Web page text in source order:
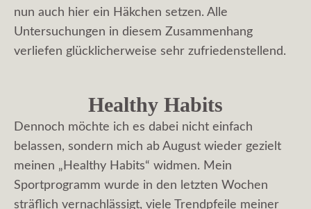
nun auch hier ein Häkchen setzen. Alle
Untersuchungen in diesem Zusammenhang
verliefen glücklicherweise sehr zufriedenstellend.
Healthy Habits
Dennoch möchte ich es dabei nicht einfach
belassen, sondern mich ab August wieder gezielt
meinen „Healthy Habits“ widmen. Mein
Sportprogramm wurde in den letzten Wochen
sträflich vernachlässigt, viele Trendpfeile meiner